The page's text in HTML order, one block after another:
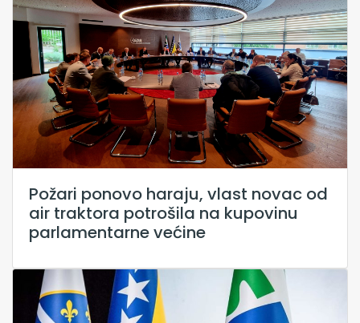
Požari ponovo haraju, vlast novac od
air traktora potrošila na kupovinu
parlamentarne većine